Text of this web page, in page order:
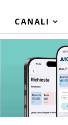
CANALI